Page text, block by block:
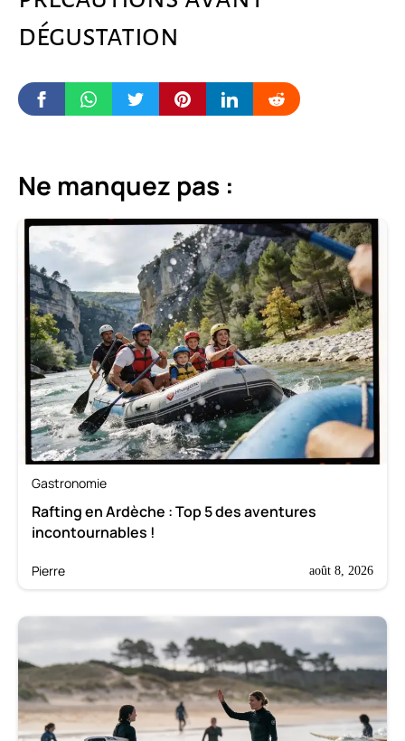
dégustation
Ne manquez pas :
Gastronomie
Rafting en Ardèche : Top 5 des aventures
incontournables !
Pierre août 8, 2026